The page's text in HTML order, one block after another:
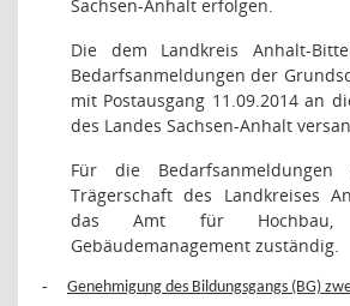
Sachsen-Anhalt erfolgen.
Die dem Landkreis Anhalt-
Bedarfsanmeldungen der
mit Postausgang 11.09.2014 an
des Landes Sachsen-Anhalt
Für die
Trägerschaft des Landkreises
das Amt für Hochbau,
Gebäudemanagement zuständig.
- Genehmigung des Bildungsgangs (BG)